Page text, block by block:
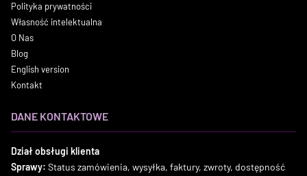
Polityka prywatności
Własność intelektualna
O Nas
Blog
English version
Kontakt
DANE KONTAKTOWE
Dział obsługi klienta
Sprawy: Status zamówienia, wysyłka, faktury, zwroty, dostępność